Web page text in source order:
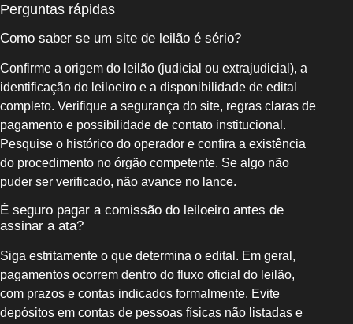
Perguntas rápidas
Como saber se um site de leilão é sério?
Confirme a origem do leilão (judicial ou extrajudicial), a
identificação do leiloeiro e a disponibilidade de edital
completo. Verifique a segurança do site, regras claras de
pagamento e possibilidade de contato institucional.
Pesquise o histórico do operador e confira a existência
do procedimento no órgão competente. Se algo não
puder ser verificado, não avance no lance.
É seguro pagar a comissão do leiloeiro antes de
assinar a ata?
Siga estritamente o que determina o edital. Em geral,
pagamentos ocorrem dentro do fluxo oficial do leilão,
com prazos e contas indicados formalmente. Evite
depósitos em contas de pessoas físicas não listadas e